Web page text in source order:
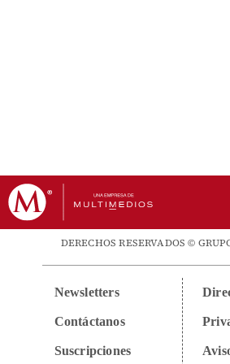
DERECHOS RESERVADOS ©
Newsletters
Contáctanos
Suscripciones